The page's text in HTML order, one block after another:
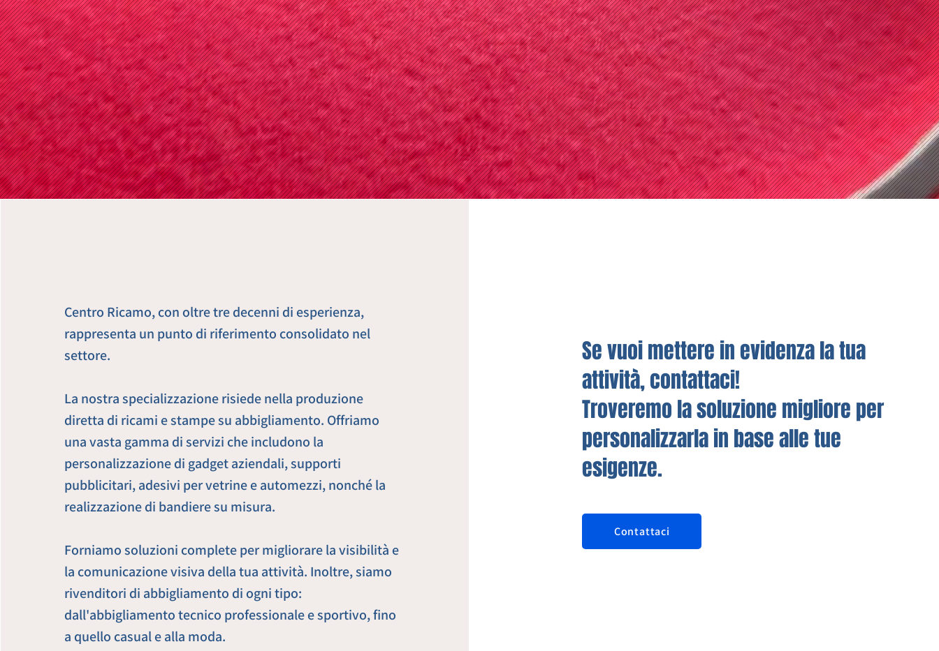
Centro Ricamo, con oltre tre decenni di esperienza,
rappresenta un punto di riferimento consolidato nel
settore.
La nostra specializzazione risiede nella produzione
diretta di ricami e stampe su abbigliamento. Offriamo
una vasta gamma di servizi che includono la
personalizzazione di gadget aziendali, supporti
pubblicitari, adesivi per vetrine e automezzi, nonché la
realizzazione di bandiere su misura.
Forniamo soluzioni complete per migliorare la visibilità e
la comunicazione visiva della tua attività. Inoltre, siamo
rivenditori di abbigliamento di ogni tipo:
dall'abbigliamento tecnico professionale e sportivo, fino
a quello casual e alla moda.
Se vuoi mettere in evidenza la tua
attività, contattaci!
Troveremo la soluzione migliore per
personalizzarla in base alle tue
esigenze.
Contattaci